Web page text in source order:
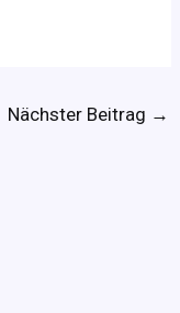
Nächster Beitrag →